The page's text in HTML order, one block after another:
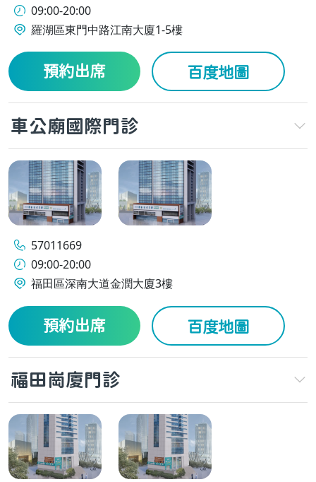
09:00-20:00
羅湖區東門中路江南大廈1-5樓
預約出席 百度地圖
車公廟國際門診
57011669
09:00-20:00
福田區深南大道金潤大廈3樓
預約出席 百度地圖
福田崗廈門診